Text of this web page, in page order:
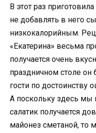
В этот раз
не добавлять в него
низкокалорийным.
«Екатерина» весьма
получается очень
праздничном столе он
гости по достоинству
А поскольку здесь мы
салатик получается
майонез сметаной, то